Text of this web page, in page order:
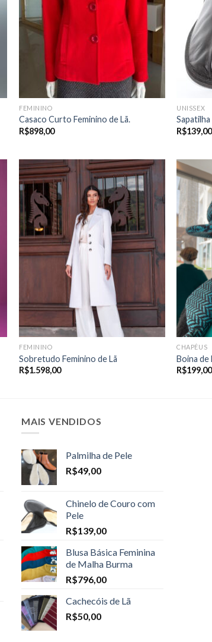
FEMININO
Casaco Curto Feminino de Lã.
R$898,00
UNISSEX
R$139,00
FEMININO
Sobretudo Feminino de Lã
R$1.598,00
CHAPÉUS
Boina de
R$199,00
MAIS VENDIDOS
Palmilha de Pele
R$49,00
Chinelo de Couro com
Pele
R$139,00
Blusa Básica Feminina
de Malha Burma
R$796,00
Cachecóis de Lã
R$50,00